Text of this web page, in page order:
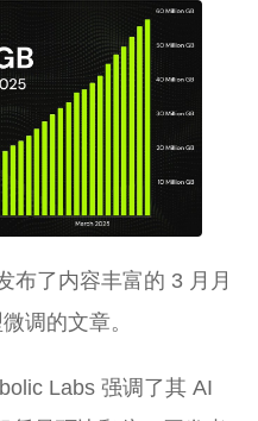
布了内容丰富的 3 月月
调的文章。
Labs 强调了其 AI